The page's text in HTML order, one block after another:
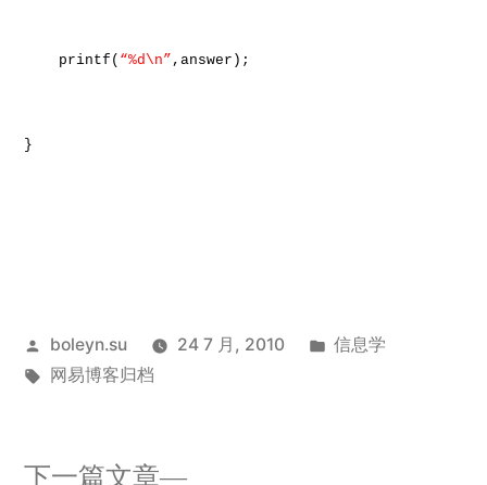
printf( “%d\n” ,answer);
}
发
布
boleyn.su 24 7 月, 2010
发
信息学
标
网易博客归档
下一篇文章
下